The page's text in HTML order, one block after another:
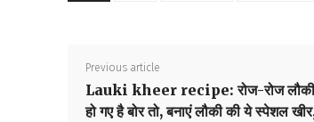
Previous article
Lauki kheer recipe: रोज-रोज लौकी
हो गए है बोर तो, बनाएं लौकी की ये स्पेशल